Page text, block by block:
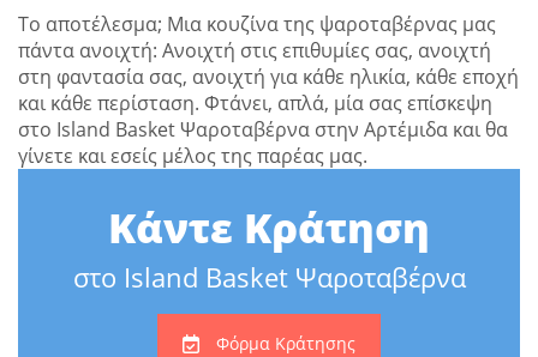
Το αποτέλεσμα; Μια κουζίνα της ψαροταβέρνας μας
πάντα ανοιχτή: Ανοιχτή στις επιθυμίες σας, ανοιχτή
στη φαντασία σας, ανοιχτή για κάθε ηλικία, κάθε εποχή
και κάθε περίσταση. Φτάνει, απλά, μία σας επίσκεψη
στο Ιsland Basket Ψαροταβέρνα στην Αρτέμιδα και θα
γίνετε και εσείς μέλος της παρέας μας.
Κάντε Κράτηση
στο Island Basket Ψαροταβέρνα
Φόρμα Κράτησης